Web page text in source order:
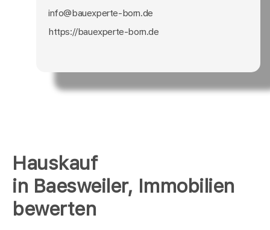
Hauskauf
in Baesweiler, Immobilien
bewerten
info@bauexperte-born.de
https://bauexperte-born.de